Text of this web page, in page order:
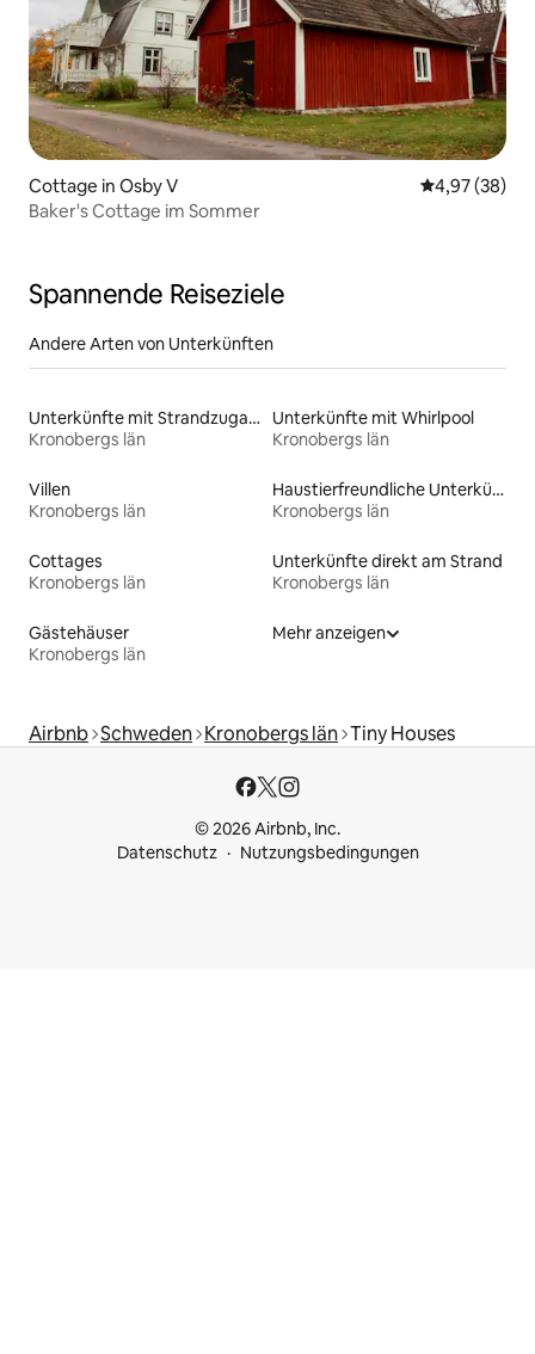
Cottage in Osby V
4,97 (38)
Baker's Cottage im Sommer
Spannende Reiseziele
Andere Arten von Unterkünften
Unterkünfte mit Strandzugang
Kronobergs län
Unterkünfte mit Whirlpool
Kronobergs län
Villen
Kronobergs län
Haustierfreundliche Unterkünfte
Kronobergs län
Cottages
Kronobergs län
Unterkünfte direkt am Strand
Kronobergs län
Gästehäuser
Kronobergs län
Mehr anzeigen
Airbnb Schweden Kronobergs län Tiny Houses
© 2026 Airbnb, Inc.
Datenschutz
Nutzungsbedingungen